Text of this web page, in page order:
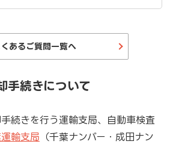
くあるご質問一覧へ
手続きについて
続きを行う運輸支局、自動車検査
輸支局 （千葉ナンバー・成田ナン